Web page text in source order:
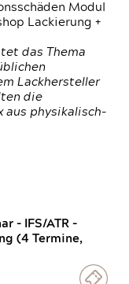
Modul
Lackierung +
das Thema
Lackhersteller
die
aus physikalisch-
- IFS/ATR -
(4 Termine,